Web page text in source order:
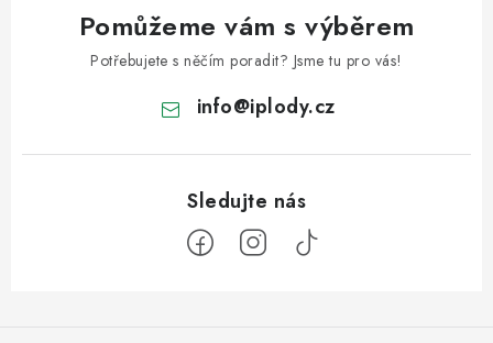
Pomůžeme vám s výběrem
Potřebujete s něčím poradit? Jsme tu pro vás!
info@iplody.cz